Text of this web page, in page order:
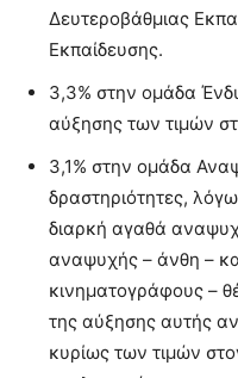
Δευτεροβάθμιας
Εκπαίδευσης.
3,3% στην ομάδα
αύξησης των τιμών
3,1% στην ομάδα
δραστηριότητες,
διαρκή αγαθά
αναψυχής – άνθη –
κινηματογράφους –
της αύξησης αυτής
κυρίως των τιμών